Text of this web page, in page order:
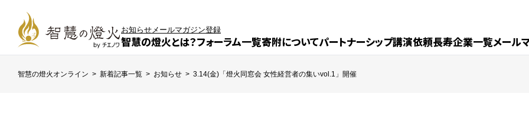
智慧の燈火とは？フォーラム一覧寄附についてパートナーシップ講演依頼長寿企業一覧メール
お知らせメールマガジン登録
智慧の燈火オンライン > 新着記事一覧 > お知らせ > 3.14(金)「燈火同窓会 女性経営者の集いvol.1」開催